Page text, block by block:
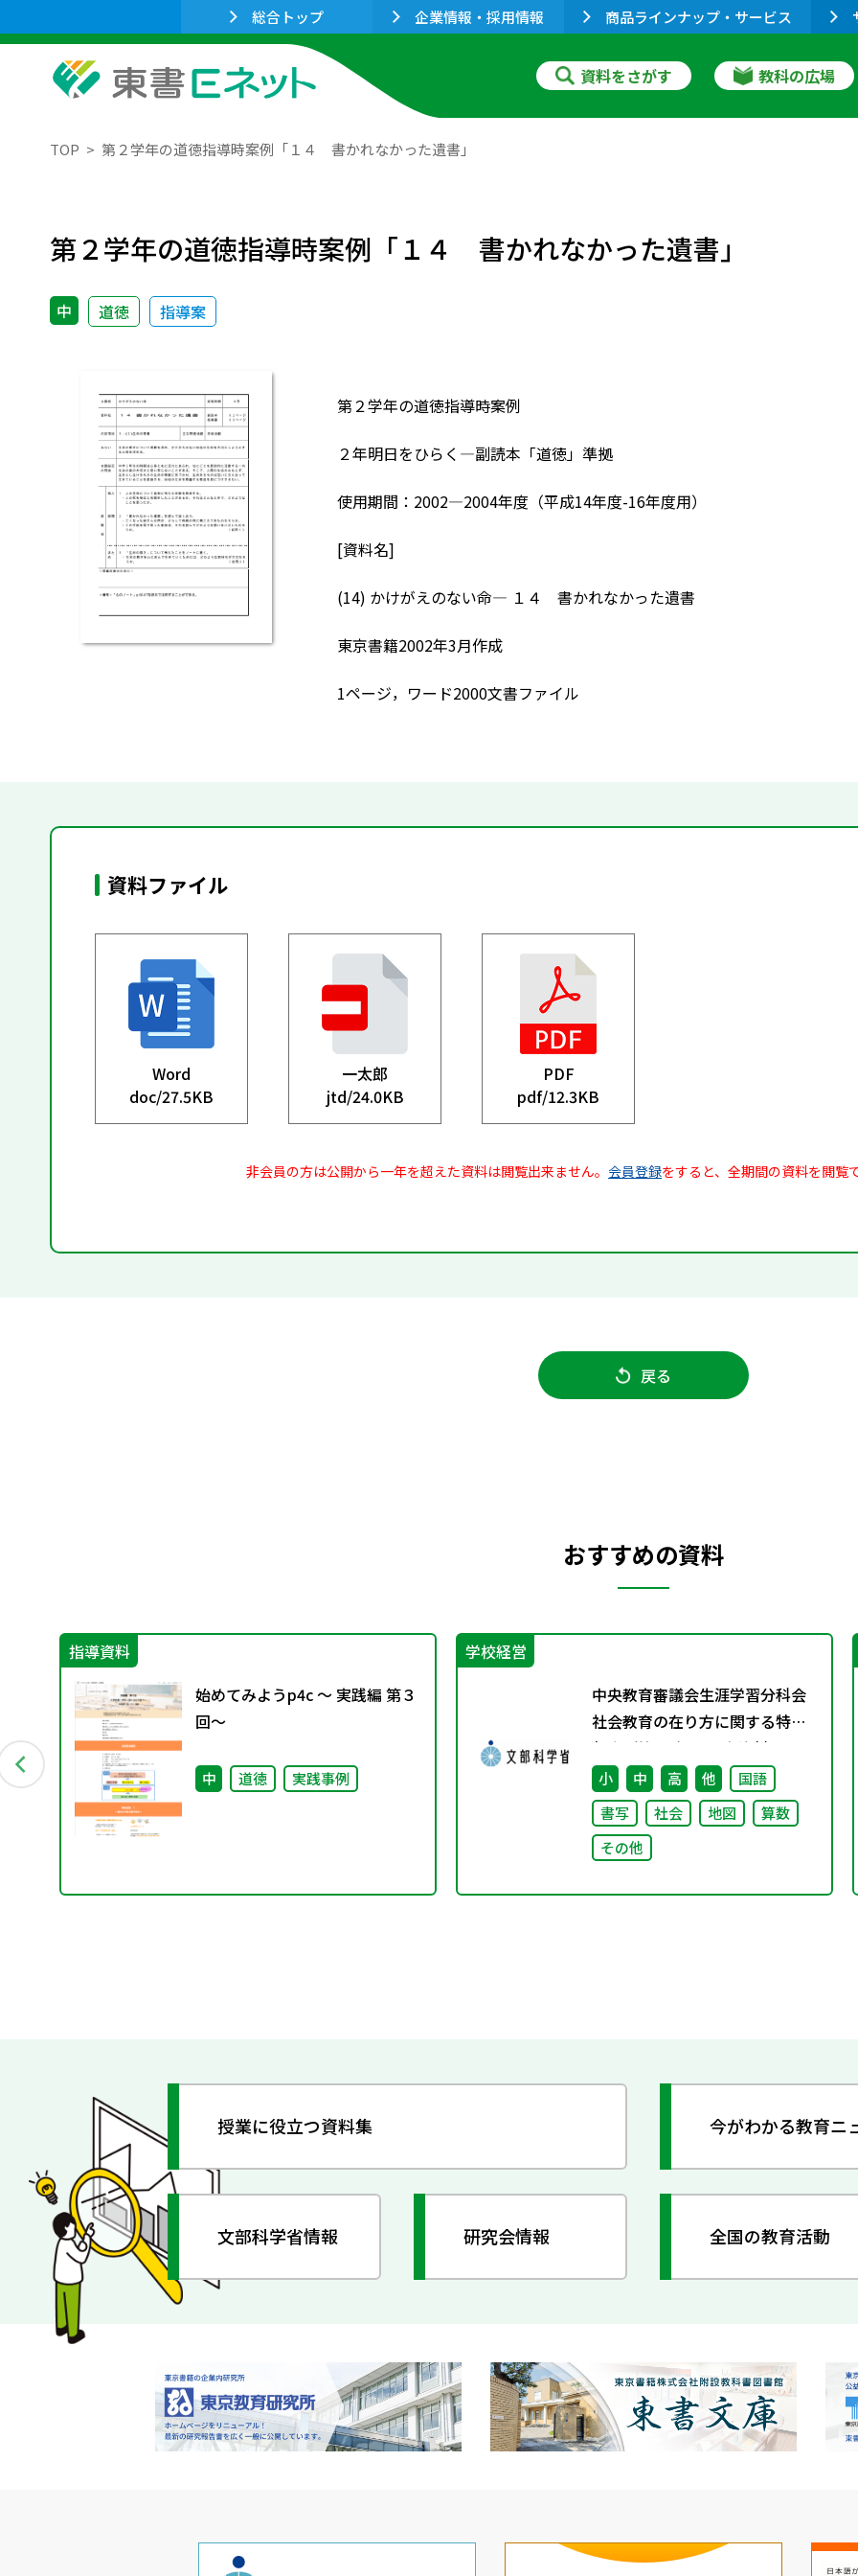
総合トップ 企業情報・採用情報 商品ラインナップ・サービス
資料をさがす 教科の広場
TOP 第２学年の道徳指導時案例「１４ 書かれなかった遺書」
第２学年の道徳指導時案例「１４ 書かれなかった遺書」
中 道徳 指導案
第２学年の道徳指導時案例
２年明日をひらく―副読本「道徳」準拠
使用期間：2002―2004年度（平成14年度-16年度用）
[資料名]
(14) かけがえのない命― １４ 書かれなかった遺書
東京書籍2002年3月作成
1ページ，ワード2000文書ファイル
資料ファイル
Word
doc/27.5KB
一太郎
jtd/24.0KB
PDF
pdf/12.3KB
非会員の方は公開から一年を超えた資料は閲覧出来ません。 会員登録をすると、全期間の資料を閲覧
戻る
おすすめの資料
指導資料
始めてみようp4c ～ 実践編 第３
回～
中 道徳 実践事例
学校経営
中央教育審議会生涯学習分科会
社会教育の在り方に関する特別
部会（第1回） 配布資料
小 中 高 他
国語
書写
社会 地図
算数
その他
授業に役立つ資料集 今がわかる教育ニ
文部科学省情報 研究会情報 全国の教育活動